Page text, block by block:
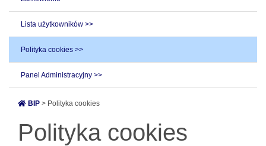
Lista użytkowników >>
Polityka cookies >>
Panel Administracyjny >>
BIP > Polityka cookies
Polityka cookies